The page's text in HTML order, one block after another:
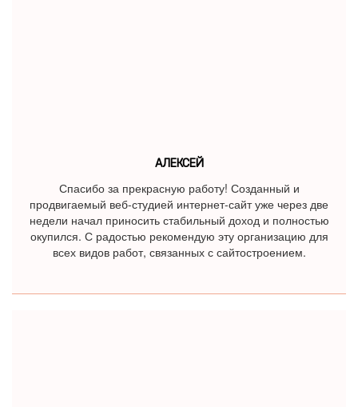
АЛЕКСЕЙ
Спасибо за прекрасную работу! Созданный и
продвигаемый веб-студией интернет-сайт уже через две
недели начал приносить стабильный доход и полностью
окупился. С радостью рекомендую эту организацию для
всех видов работ, связанных с сайтостроением.